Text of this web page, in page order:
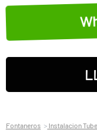
Fontaneros Instalacion